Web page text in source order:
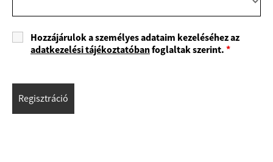
Hozzájárulok a személyes adataim kezeléséhez az
adatkezelési tájékoztatóbanfoglaltak szerint.*